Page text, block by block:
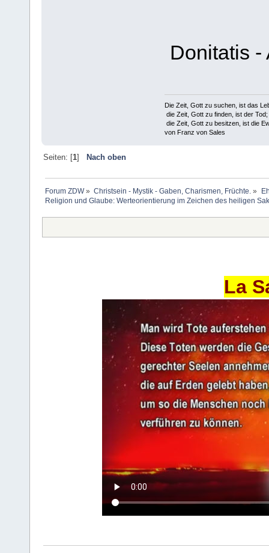
Donitatis -
Die Zeit, Gott zu suchen, ist das
die Zeit, Gott zu finden, ist der Tod;
die Zeit, Gott zu besitzen, ist die
von Franz von Sales
Seiten: [1] Nach oben
Forum ZDW» Christsein - Mystik - Gaben, Charismen, Früchte. »
Religion und Glaube: Werteorientierung im Zeichen des heiligen
La